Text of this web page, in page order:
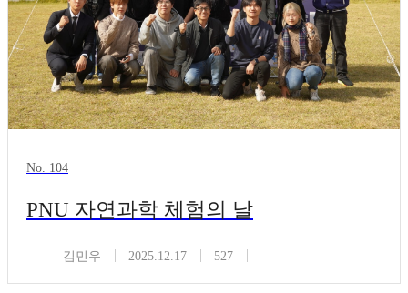
No. 104
PNU 자연과학 체험의 날
김민우 2025.12.17 527